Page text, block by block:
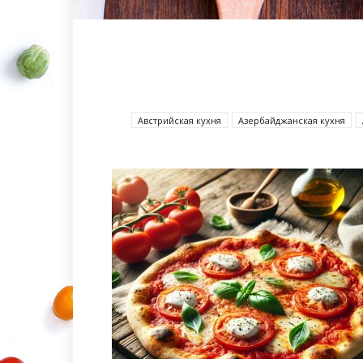
Австрийская кухня Азербайджанcкая кухня